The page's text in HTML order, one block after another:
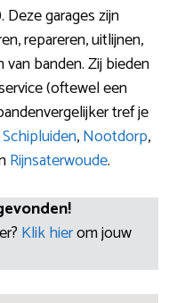
Deze garages zijn
repareren, uitlijnen,
banden. Zij bieden
(oftewel een
tref je
Schipluiden,Nootdorp,
Rijnsaterwoude.
Klik hierom jouw